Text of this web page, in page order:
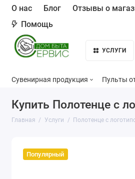
О нас Блог Отзывы о
Помощь
УСЛУГИ
Сувенирная продукция Пульты
Купить Полотенце с
Главная Услуги Полотенце с
Популярный